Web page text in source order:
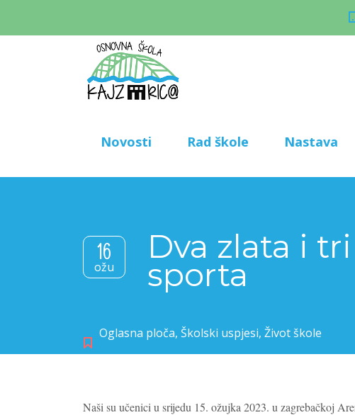
Novosti Rad škole Nastava
16
ožu
Dva zlata i
sporta
Oglasna ploča, Školski uspjesi, Život škole
Naši su učenici u srijedu 15. ožujka 2023. u zagrebačkoj